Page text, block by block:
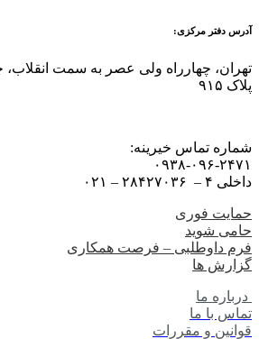
آدرس دفتر مرکزی:
تهران، چهارراه ولی عصر به سمت انقلاب،
پلاک ۹۱۵
شماره تماس خیرینه:
۰۹۳۸-۰۹۶-۲۴۷۱
داخلی ۴ – ۲۸۴۲۷۰۳۶ – ۰۲۱
حمایت فوری
حامی شوید
فرم داوطلبی – فرصت همکاری
گزارش ها
درباره ما
تماس با ما
قوانین و مقررات